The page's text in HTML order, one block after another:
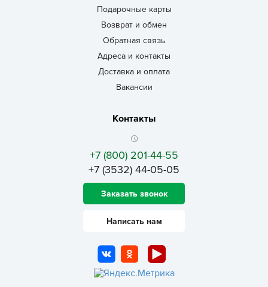
Подарочные карты
Возврат и обмен
Обратная связь
Адреса и контакты
Доставка и оплата
Вакансии
Контакты
+7 (800) 201-44-55
+7 (3532) 44-05-05
Заказать звонок
Написать нам